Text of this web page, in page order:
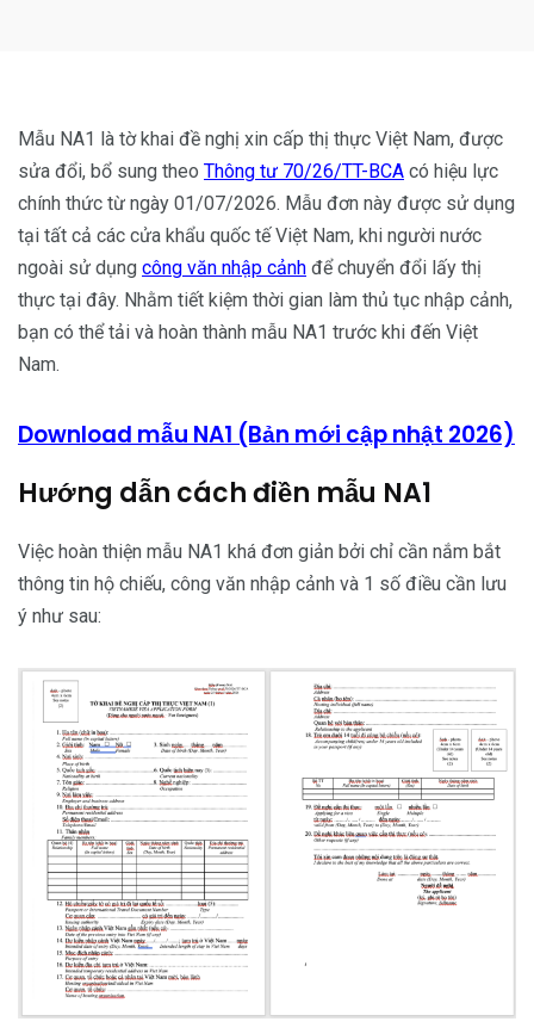
Mẫu NA1 là tờ khai đề nghị xin cấp thị thực Việt Nam, được
sửa đổi, bổ sung theo Thông tư 70/26/TT-BCA có hiệu lực
chính thức từ ngày 01/07/2026. Mẫu đơn này được sử dụng
tại tất cả các cửa khẩu quốc tế Việt Nam, khi người nước
ngoài sử dụng công văn nhập cảnh để chuyển đổi lấy thị
thực tại đây. Nhằm tiết kiệm thời gian làm thủ tục nhập cảnh,
bạn có thể tải và hoàn thành mẫu NA1 trước khi đến Việt
Nam.
Download mẫu NA1 (Bản mới cập nhật 2026)
Hướng dẫn cách điền mẫu NA1
Việc hoàn thiện mẫu NA1 khá đơn giản bởi chỉ cần nắm bắt
thông tin hộ chiếu, công văn nhập cảnh và 1 số điều cần lưu
ý như sau: